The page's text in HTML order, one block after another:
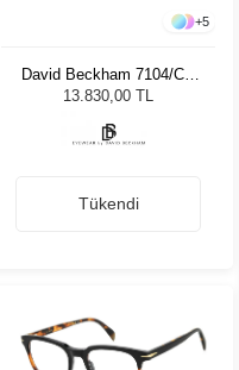
+5
David Beckham 7104/CS
80799 49 Unisex Güneş
Gözlüğü
13.830,00 TL
Tükendi